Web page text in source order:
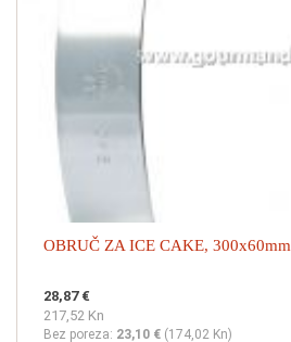
OBRUČ ZA ICE CAKE, 300x60mm
28,87 €
217,52 Kn
Bez poreza: 23,10 € (174,02 Kn)